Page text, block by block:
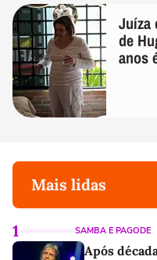
Juíza
de
anos
Mais lidas
1 SAMBA E PAGODE
Após